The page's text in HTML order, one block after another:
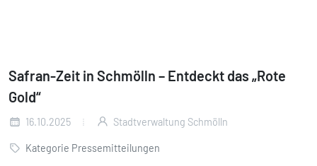
Safran-Zeit in Schmölln – Entdeckt das „Rote
Gold“
16.10.2025 Stadtverwaltung Schmölln
Kategorie Pressemitteilungen